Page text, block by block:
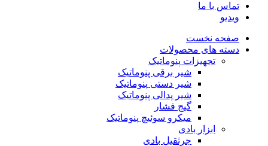
تماس با ما
ویدیو
صفحه نخست
دسته های محصولات
تجهیزات پنوماتیک
شیر برقی پنوماتیک
شیر دستی پنوماتیک
شیر پدالی پنوماتیک
گیج فشار
میکرو سوئیچ پنوماتیک
ابزار بادی
جرثقیل بادی